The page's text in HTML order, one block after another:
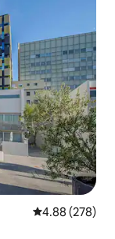
평점 4.88점(5
4.88 (278)